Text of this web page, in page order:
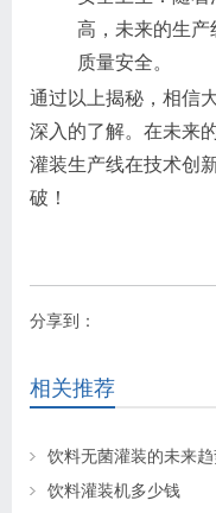
高，未来的生产
质量安全。
通过以上揭秘，相信
深入的了解。在未来
灌装生产线在技术创
破！
分享到：
相关推荐
饮料无菌灌装的未来
饮料灌装机多少钱